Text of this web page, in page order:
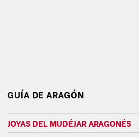
GUÍA DE ARAGÓN
JOYAS DEL MUDÉJAR ARAGONÉS